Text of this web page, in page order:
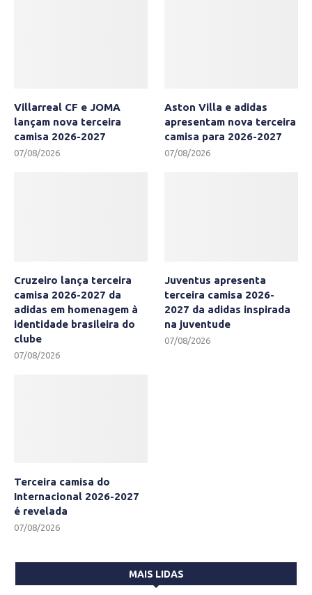
Villarreal CF e JOMA
lançam nova terceira
camisa 2026-2027
07/08/2026
Aston Villa e adidas
apresentam nova terceira
camisa para 2026-2027
07/08/2026
Cruzeiro lança terceira
camisa 2026-2027 da
adidas em homenagem à
identidade brasileira do
clube
07/08/2026
Juventus apresenta
terceira camisa 2026-
2027 da adidas inspirada
na juventude
07/08/2026
Terceira camisa do
Internacional 2026-2027
é revelada
07/08/2026
MAIS LIDAS